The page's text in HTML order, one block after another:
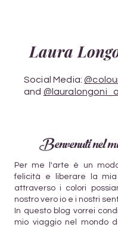
Laura
Social Media:
and
Benvenuti nel
Per me l'arte è un
felicità e liberare la mia
attraverso i colori
nostro vero io e i nostri
In questo blog vorrei
mio viaggio nel mondo